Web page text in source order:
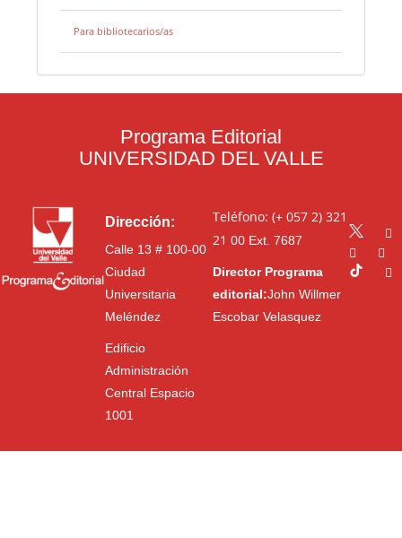
Para bibliotecarios/as
Programa Editorial
UNIVERSIDAD DEL VALLE
Dirección:
Calle 13 # 100-00
Ciudad
Universitaria
Meléndez
Edificio
Administración
Central Espacio
1001
Teléfono: (+ 057 2) 321
21 00Ext. 7687
Director Programa
editorial:John Willmer
Escobar Velasquez